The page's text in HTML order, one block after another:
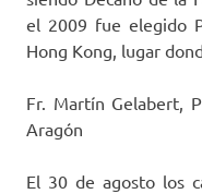
el 2009 fue elegido
Hong Kong, lugar
Fr. Martín Gelabert,
Aragón
El 30 de agosto los